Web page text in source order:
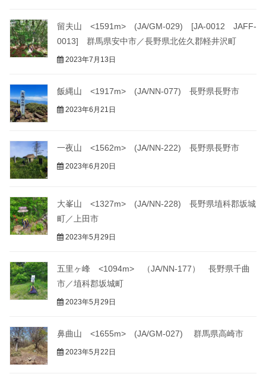
留夫山 <1591m> (JA/GM-029) [JA-0012 JAFF-
0013] 群馬県安中市／長野県北佐久郡軽井沢町
2023年7月13日
飯縄山 <1917m> (JA/NN-077) 長野県長野市
2023年6月21日
一夜山 <1562m> (JA/NN-222) 長野県長野市
2023年6月20日
大峯山 <1327m> (JA/NN-228) 長野県埴科郡坂城
町／上田市
2023年5月29日
五里ヶ峰 <1094m> （JA/NN-177） 長野県千曲
市／埴科郡坂城町
2023年5月29日
鼻曲山 <1655m> (JA/GM-027) 群馬県高崎市
2023年5月22日